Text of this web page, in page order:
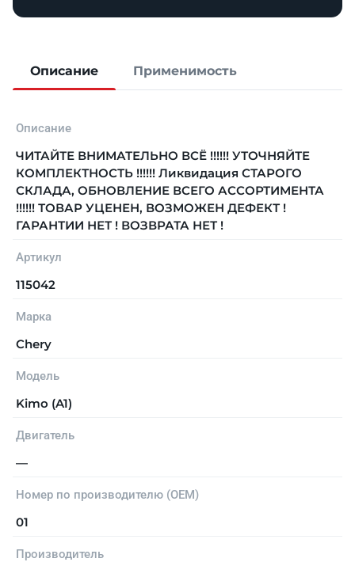
Описание Применимость
Описание
ЧИТАЙТЕ ВНИМАТЕЛЬНО ВСЁ !!!!!! УТОЧНЯЙТЕ
КОМПЛЕКТНОСТЬ !!!!!! Ликвидация СТАРОГО
СКЛАДА, ОБНОВЛЕНИЕ ВСЕГО АССОРТИМЕНТА
!!!!!! ТОВАР УЦЕНЕН, ВОЗМОЖЕН ДЕФЕКТ !
ГАРАНТИИ НЕТ ! ВОЗВРАТА НЕТ !
Артикул
115042
Марка
Chery
Модель
Kimo (A1)
Двигатель
—
Номер по производителю (OEM)
01
Производитель